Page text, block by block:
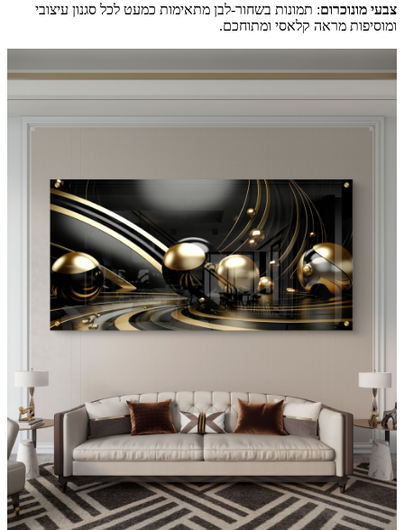
צבעי מונוכרום: תמונות בשחור-לבן מתאימות כמעט לכל סגנון עיצובי
ומוסיפות מראה קלאסי ומתוחכם.